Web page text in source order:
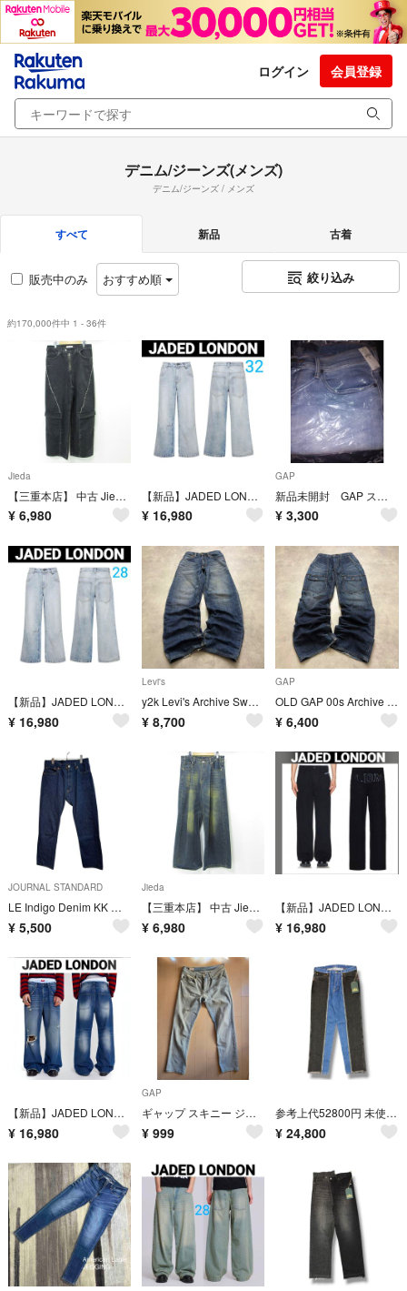
ログイン 会員登録
デニム/ジーンズ(メンズ)
デニム/ジーンズ / メンズ
すべて 新品 古着
販売中のみ おすすめ順 絞り込み
約170,000件中 1 - 36件
Jieda
【三重本店】 中古 Jieda | ジエダ SWITCHING CARGO DENIM PANTS スイッチングカーゴデニムパンツ ジップフライ Jie-23W-PT05 ブラック チャコールグレー サイズ：2 【107】
¥ 6,980
【新品】JADED LONDON COLOSSUS JEANS 32
¥ 16,980
GAP
新品未開封 GAP スリムデニム ３４ｘ３２
¥ 3,300
【新品】JADED LONDON COLOSSUS JEANS 28
¥ 16,980
Levi's
y2k Levi's Archive Swag Grunge Denim W29
¥ 8,700
GAP
OLD GAP 00s Archive Swag Grunge Denim L
¥ 6,400
JOURNAL STANDARD
LE Indigo Denim KK デニム 22030053202010 インディゴ 31
¥ 5,500
Jieda
【三重本店】 中古 Jieda | ジエダ ジップフライデニムパンツ ブルー インディゴ サイズ：XL 【107】
¥ 6,980
【新品】JADED LONDON LDN COLOSSUS バギーデニム 30
¥ 16,980
【新品】JADED LONDON Colossus フレア バギーパンツ 30
¥ 16,980
GAP
ギャップ スキニー ジーンズ メンズ W29 L30 GAPデニム ライトブルー
¥ 999
参考上代52800円 未使用 The DUFFER N NEPHEWS DENIM PANTS REMAKE ジーンズ ザダファーアンドネフューズ DNS26P04 インディゴ M （19201M）
¥ 24,800